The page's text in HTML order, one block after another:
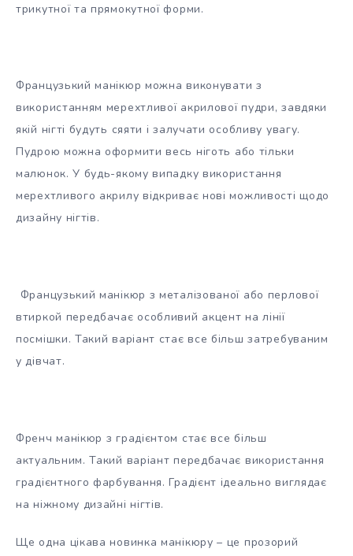
трикутної та прямокутної форми.
Французький манікюр можна виконувати з
використанням мерехтливої акрилової пудри, завдяки
якій нігті будуть сяяти і залучати особливу увагу.
Пудрою можна оформити весь ніготь або тільки
малюнок. У будь-якому випадку використання
мерехтливого акрилу відкриває нові можливості щодо
дизайну нігтів.
Французький манікюр з металізованої або перлової
втиркой передбачає особливий акцент на лінії
посмішки. Такий варіант стає все більш затребуваним
у дівчат.
Френч манікюр з градієнтом стає все більш
актуальним. Такий варіант передбачає використання
градієнтного фарбування. Градієнт ідеально виглядає
на ніжному дизайні нігтів.
Ще одна цікава новинка манікюру – це прозорий